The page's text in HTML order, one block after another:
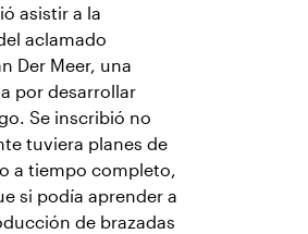
asistir a la
aclamado
Der Meer, una
por desarrollar
Se inscribió no
tuviera planes de
a tiempo completo,
si podía aprender a
de brazadas